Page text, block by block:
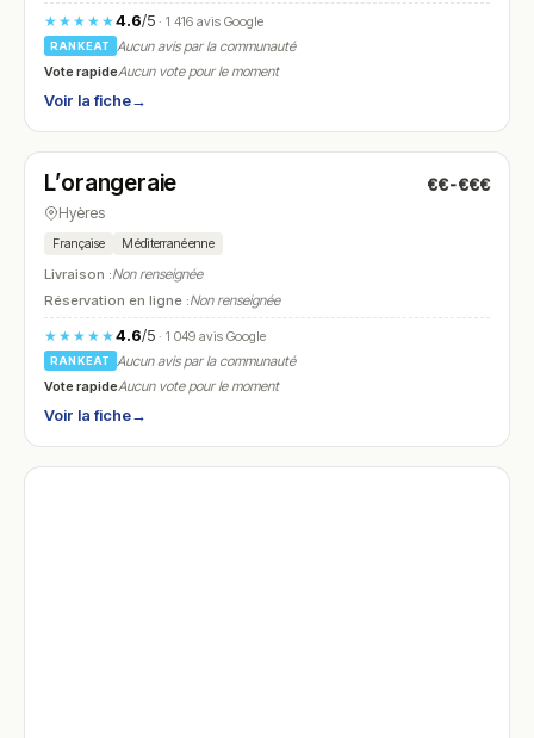
★★★★★4.6/5· 1 416 avis Google
RANKEAT
Aucun avis par la communauté
Vote rapideAucun vote pour le moment
Voir la fiche→
N° 28
L’orangeraie €€-€€€
Hyères
Française Méditerranéenne
Livraison :Non renseignée
Réservation en ligne :Non renseignée
★★★★★4.6/5· 1 049 avis Google
RANKEAT
Aucun avis par la communauté
Vote rapideAucun vote pour le moment
Voir la fiche→